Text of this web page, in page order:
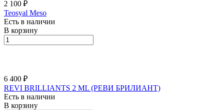
2 100 ₽
Teosyal Meso
Есть в наличии
В корзину
6 400 ₽
REVI BRILLIANTS 2 ML (РЕВИ БРИЛИАНТ)
Есть в наличии
В корзину